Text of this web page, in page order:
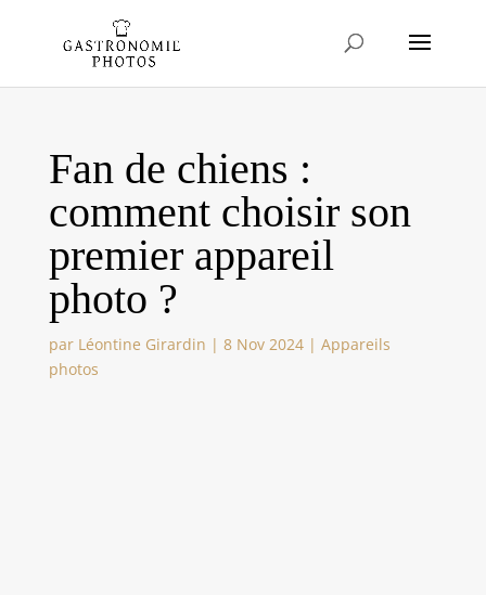
Fan de chiens :
comment choisir son
premier appareil
photo ?
par Léontine Girardin | 8 Nov 2024| Appareils
photos